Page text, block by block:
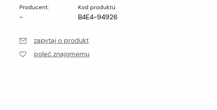
Producent:
-
Kod produktu:
B4E4-94926
zapytaj o produkt
poleć znajomemu